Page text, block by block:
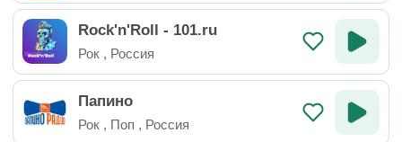
Rock'n'Roll - 101.ru
Рок , Россия
Папино
Рок , Поп , Россия